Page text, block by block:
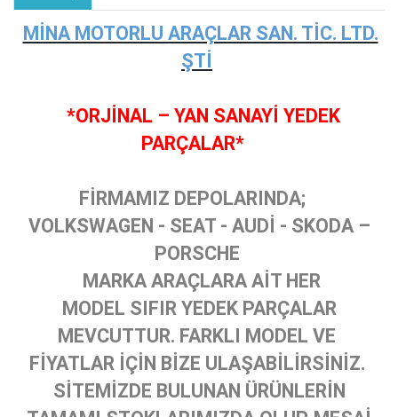
MİNA MOTORLU ARAÇLAR SAN. TİC. LTD.
ŞTİ
*ORJİNAL – YAN SANAYİ YEDEK
PARÇALAR*
FİRMAMIZ DEPOLARINDA;
VOLKSWAGEN - SEAT - AUDİ - SKODA –
PORSCHE
MARKA ARAÇLARA AİT HER
MODEL SIFIR YEDEK PARÇALAR
MEVCUTTUR. FARKLI MODEL VE
FİYATLAR İÇİN BİZE ULAŞABİLİRSİNİZ.
SİTEMİZDE BULUNAN ÜRÜNLERİN